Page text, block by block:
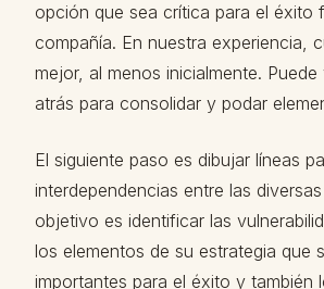
opción que sea crítica para el éxito
compañía. En nuestra experiencia,
mejor, al menos inicialmente.
atrás para consolidar y podar
El siguiente paso es dibujar líneas
interdependencias entre las
objetivo es identificar las
los elementos de su estrategia que
importantes para el éxito y también